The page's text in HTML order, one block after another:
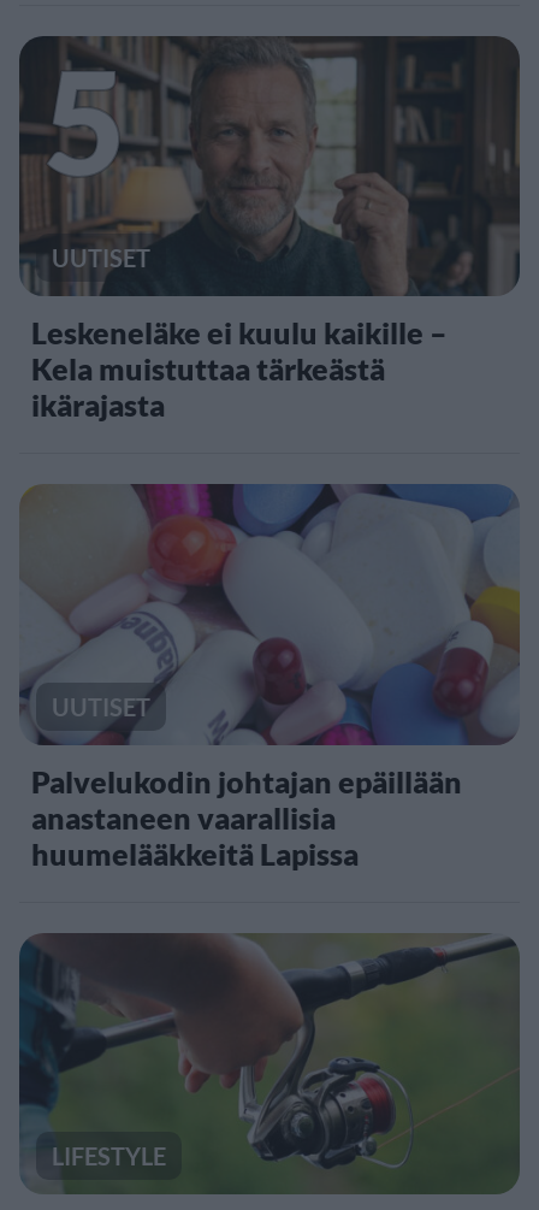
5
UUTISET
Leskeneläke ei kuulu kaikille –
Kela muistuttaa tärkeästä
ikärajasta
UUTISET
Palvelukodin johtajan epäillään
anastaneen vaarallisia
huumelääkkeitä Lapissa
LIFESTYLE